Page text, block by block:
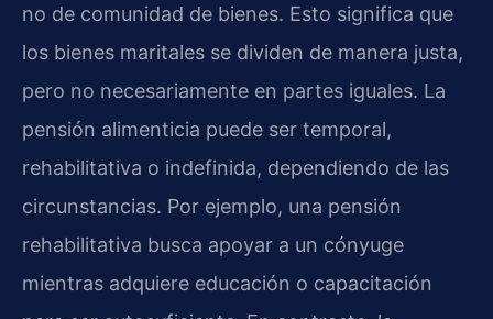
no de comunidad de bienes. Esto significa que
los bienes maritales se dividen de manera justa,
pero no necesariamente en partes iguales. La
pensión alimenticia puede ser temporal,
rehabilitativa o indefinida, dependiendo de las
circunstancias. Por ejemplo, una pensión
rehabilitativa busca apoyar a un cónyuge
mientras adquiere educación o capacitación